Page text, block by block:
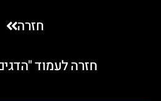
חזרה
חזרה לעמוד